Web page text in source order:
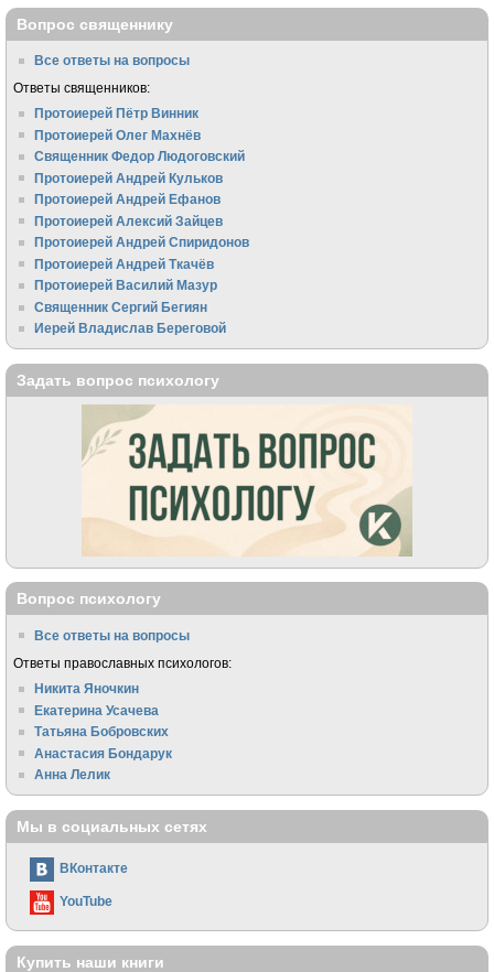
Вопрос священнику
Все ответы на вопросы
Ответы священников:
Протоиерей Пётр Винник
Протоиерей Олег Махнёв
Священник Федор Людоговский
Протоиерей Андрей Кульков
Протоиерей Андрей Ефанов
Протоиерей Алексий Зайцев
Протоиерей Андрей Спиридонов
Протоиерей Андрей Ткачёв
Протоиерей Василий Мазур
Священник Сергий Бегиян
Иерей Владислав Береговой
Задать вопрос психологу
Вопрос психологу
Все ответы на вопросы
Ответы православных психологов:
Никита Яночкин
Екатерина Усачева
Татьяна Бобровских
Анастасия Бондарук
Анна Лелик
Мы в социальных сетях
ВКонтакте
YouTube
Купить наши книги